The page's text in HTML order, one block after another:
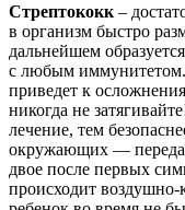
Стрептококк –
в организм быстро
дальнейшем
с любым иммунитетом.
приведет к
никогда не
лечение, тем
окружающих —
двое после первых
происходит воздушно-